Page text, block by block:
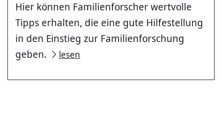
Hier können Familienforscher wertvolle
Tipps erhalten, die eine gute Hilfestellung
in den Einstieg zur Familienforschung
geben.
lesen